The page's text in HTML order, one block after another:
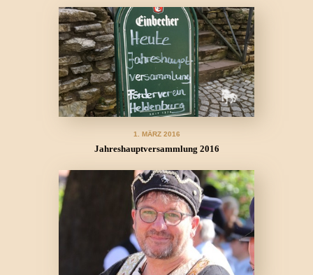
1. MÄRZ 2016
Jahreshauptversammlung 2016